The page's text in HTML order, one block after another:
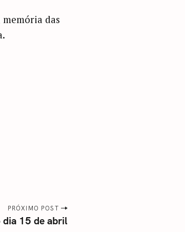
das
PRÓXIMO POST
dia 15 de abril